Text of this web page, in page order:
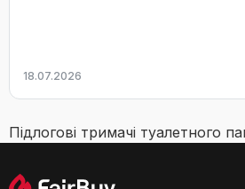
18.07.2026
Підлогові тримачі туалетного